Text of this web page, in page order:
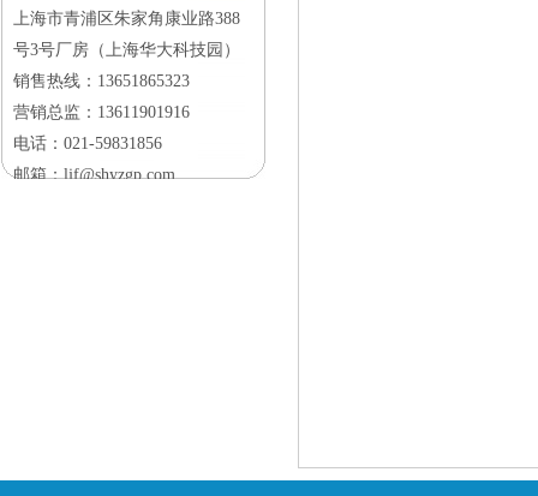
上海市青浦区朱家角康业路388
号3号厂房（上海华大科技园）
销售热线：13651865323
营销总监：13611901916
电话：021-59831856
邮箱：ljf@shyzgp.com